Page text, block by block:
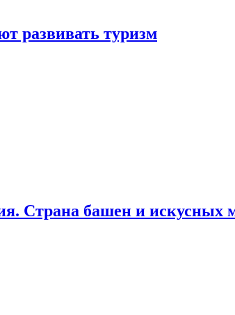
развивать туризм
Страна башен и искусных